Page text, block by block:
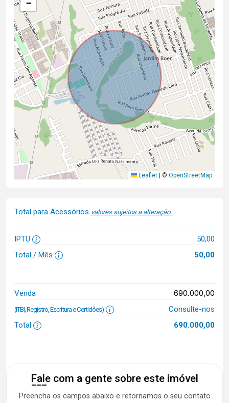
−
Leaflet | © OpenStreetMap
Total para Acessórios valores sujeitos a alteração.
IPTU
50,00
Total / Mês
50,00
Venda 690.000,00
(ITBI, Registro, Escritura e Certidões)
Consulte-nos
Total
690.000,00
Fale com a gente sobre este imóvel
Preencha os campos abaixo e retornamos o seu contato